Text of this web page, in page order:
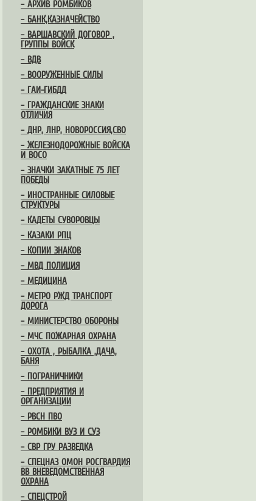
– АРХИВ РОМБИКОВ
– БАНК,КАЗНАЧЕЙСТВО
– ВАРШАВСКИЙ ДОГОВОР ,
ГРУППЫ ВОЙСК
– ВДВ
– ВООРУЖЕННЫЕ СИЛЫ
– ГАИ-ГИБДД
– ГРАЖДАНСКИЕ ЗНАКИ
ОТЛИЧИЯ
– ДНР, ЛНР, НОВОРОССИЯ,СВО
– ЖЕЛЕЗНОДОРОЖНЫЕ ВОЙСКА
И ВОСО
– ЗНАЧКИ ЗАКАТНЫЕ 75 ЛЕТ
ПОБЕДЫ
– ИНОСТРАННЫЕ СИЛОВЫЕ
СТРУКТУРЫ
– КАДЕТЫ СУВОРОВЦЫ
– КАЗАКИ РПЦ
– КОПИИ ЗНАКОВ
– МВД ПОЛИЦИЯ
– МЕДИЦИНА
– МЕТРО РЖД ТРАНСПОРТ
ДОРОГА
– МИНИСТЕРСТВО ОБОРОНЫ
– МЧС ПОЖАРНАЯ ОХРАНА
– ОХОТА , РЫБАЛКА ,ДАЧА,
БАНЯ
– ПОГРАНИЧНИКИ
– ПРЕДПРИЯТИЯ И
ОРГАНИЗАЦИИ
– РВСН ПВО
– РОМБИКИ ВУЗ И СУЗ
– СВР ГРУ РАЗВЕДКА
– СПЕЦНАЗ ОМОН РОСГВАРДИЯ
ВВ ВНЕВЕДОМСТВЕННАЯ
ОХРАНА
– СПЕЦСТРОЙ